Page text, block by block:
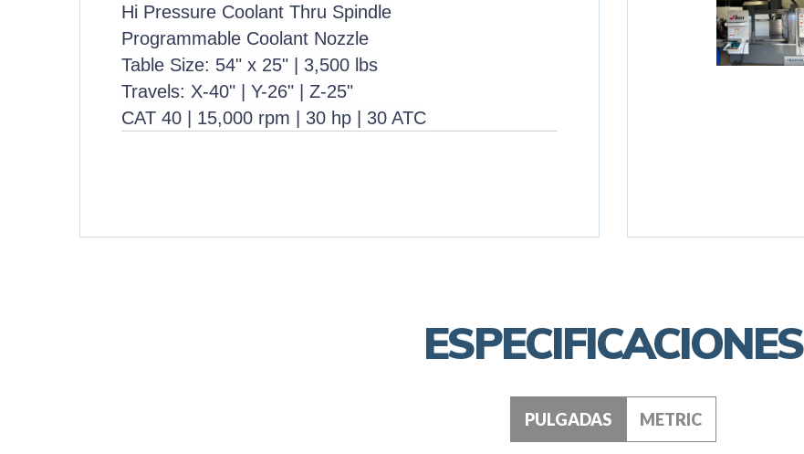
Hi Pressure Coolant Thru Spindle
Programmable Coolant Nozzle
Table Size: 54" x 25" | 3,500 lbs
Travels: X-40" | Y-26" | Z-25"
CAT 40 | 15,000 rpm | 30 hp | 30 ATC
ESPECIFICACIONES
PULGADAS METRIC